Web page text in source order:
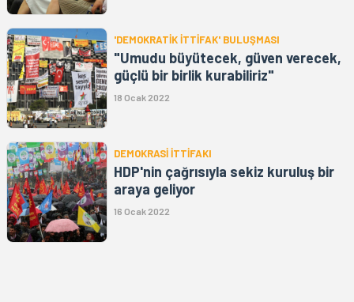
'DEMOKRATİK İTTİFAK' BULUŞMASI
"Umudu büyütecek, güven verecek,
güçlü bir birlik kurabiliriz"
18 Ocak 2022
DEMOKRASİ İTTİFAKI
HDP'nin çağrısıyla sekiz kuruluş bir
araya geliyor
16 Ocak 2022